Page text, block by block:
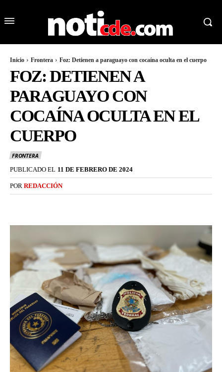
Inicio Frontera Foz: Detienen a paraguayo con cocaína oculta en el cuerpo
FOZ: DETIENEN A
PARAGUAYO CON
COCAÍNA OCULTA EN EL
CUERPO
FRONTERA
PUBLICADO EL 11 DE FEBRERO DE 2024
POR REDACCIÓN